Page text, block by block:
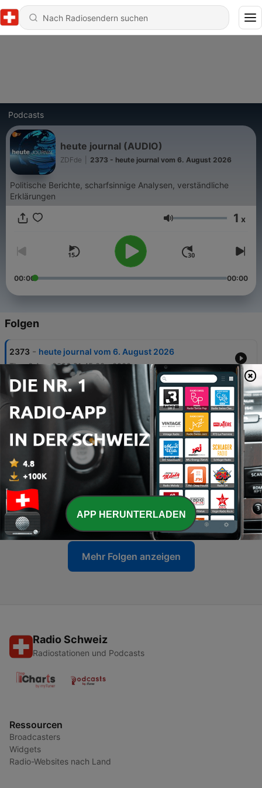
Podcasts
heute journal (AUDIO)
ZDFde 2373 - heute journal vom 6. August 2026
Politische Berichte, scharfsinnige Analysen, verständliche
Erklärungen
Lautstärke 1 x
00:00 00:00
Folgen
2373 - heute journal vom 6. August 2026
Thu, 6 Aug 2026 21:45:00 +0200
2372 - heute journal vom 5. August 2026
Wed, 5 Aug 2026 21:45:00 +0200
heute journal vom 4. August 2026
Tue, 4 Aug 2026 21:45:00 +0200
2370 - heute journal vom 3. August 2026
Mon, 3 Aug 2026 21:45:00 +0200
2369 heute journal vom 2. August 2026
Sun, 2 Aug 2026 21:45:00 +0200
Mehr Folgen anzeigen
Radio Schweiz
Radiostationen und Podcasts
Ressourcen
Broadcasters
Widgets
Radio-Websites nach Land
APP HERUNTERLADEN